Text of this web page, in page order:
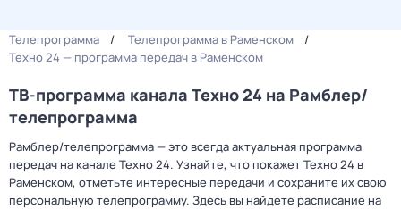
Телепрограмма
Телепрограмма в Раменском
Техно 24 — программа передач в Раменском
ТВ-программа канала Техно 24 на Рамблер/
телепрограмма
Рамблер/телепрограмма — это всегда актуальная программа
передач на канале Техно 24. Узнайте, что покажет Техно 24 в
Раменском, отметьте интересные передачи и сохраните их свою
персональную телепрограмму. Здесь вы найдете расписание на